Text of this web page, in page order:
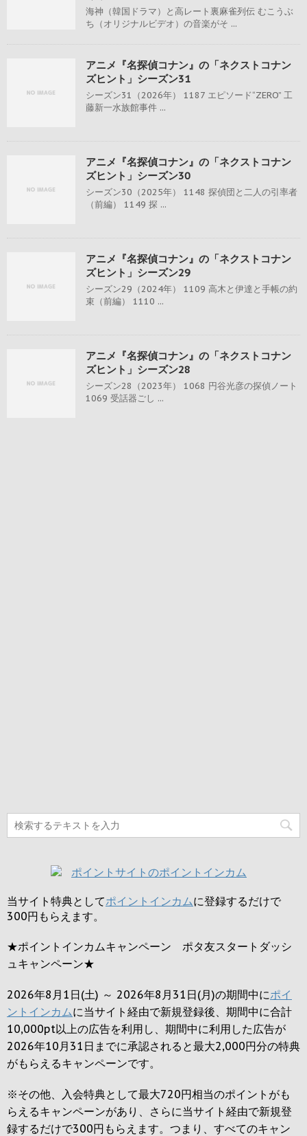
海神（韓国ドラマ）と高レート裏麻雀列伝 むこうぶ
ち（オリジナルビデオ）の音楽がそ ...
アニメ『名探偵コナン』の「ネクストコナン
ズヒント」シーズン31
シーズン31（2026年） 1187 エピソード“ZERO” 工
藤新一水族館事件 ...
アニメ『名探偵コナン』の「ネクストコナン
ズヒント」シーズン30
シーズン30（2025年） 1148 探偵団と二人の引率者
（前編） 1149 探 ...
アニメ『名探偵コナン』の「ネクストコナン
ズヒント」シーズン29
シーズン29（2024年） 1109 高木と伊達と手帳の約
束（前編） 1110 ...
アニメ『名探偵コナン』の「ネクストコナン
ズヒント」シーズン28
シーズン28（2023年） 1068 円谷光彦の探偵ノート
1069 受話器ごし ...
当サイト特典としてポイントインカムに登録するだけで
300円 もらえます。
★ポイントインカムキャンペーン ポタ友スタートダッシ
ュキャンペーン★
2026年8月1日(土) ～ 2026年8月31日(月)の期間中にポイ
ントインカムに当サイト経由で新規登録後、期間中に合計
10,000pt以上の広告を利用し、期間中に利用した広告が
2026年10月31日までに承認されると最大2,000円分の特典
がもらえるキャンペーンです。
※その他、入会特典として最大720円相当のポイントがも
らえるキャンペーンがあり、さらに当サイト経由で新規登
録するだけで300円 もらえます。つまり、すべてのキャン